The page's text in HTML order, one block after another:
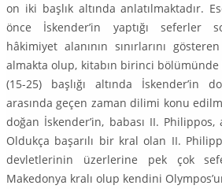
on iki başlık altında anlatılmaktadır.
önce İskender’in yaptığı seferler
hâkimiyet alanının sınırlarını
almakta olup, kitabın birinci bölümünde
(15-25) başlığı altında İskender’in
arasında geçen zaman dilimi konu
doğan İskender’in, babası II. Philippos,
Oldukça ba­şarılı bir kral olan II.
devletlerinin üzerlerine pek çok
Makedonya kralı olup kendini